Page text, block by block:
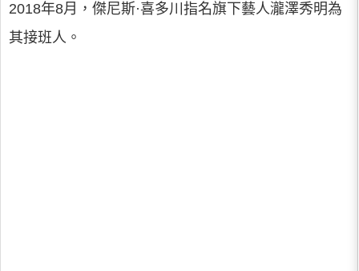
2018年8月，傑尼斯·喜多川指名旗下藝人瀧澤秀明為
其接班人。